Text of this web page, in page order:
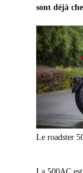
sont déjà
Le roadster